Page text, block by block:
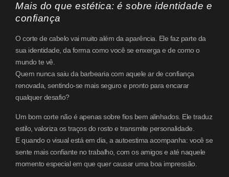
Mais do que estética: é sobre identidade e
confiança
O corte de cabelo vai muito além da aparência. Ele faz parte da
sua identidade, da forma como você se enxerga e de como o
mundo te vê.
Quem nunca saiu da barbearia com aquele ar de confiança
renovada, sentindo-se mais seguro e pronto para encarar
qualquer desafio?
Um bom corte não é apenas sobre fios bem alinhados. Ele traduz
estilo, valoriza os traços do rosto e transmite personalidade.
E quando o visual está em dia, a autoestima acompanha: você se
sente mais confiante no trabalho, com os amigos e até naquele
momento especial em que quer causar uma boa impressão.